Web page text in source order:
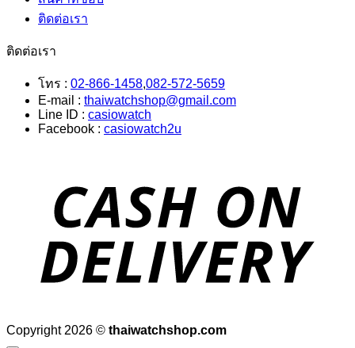
ติดต่อเรา
ติดต่อเรา
โทร : 02-866-1458,082-572-5659
E-mail : thaiwatchshop@gmail.com
Line ID : casiowatch
Facebook : casiowatch2u
Copyright 2026 © thaiwatchshop.com